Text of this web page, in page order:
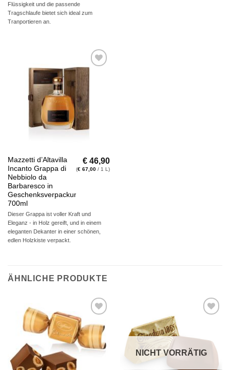
Flüssigkeit und die passende
Tragschlaufe bietet sich ideal zum
Tranportieren an.
Auf die
Wunschliste
Mazzetti d’Altavilla
Incanto Grappa di
Nebbiolo da
Barbaresco in
Geschenksverpackung,
700ml
€ 46,90
(€ 67,00 / 1 L)
Dieser Grappa ist voller Kraft und
Eleganz - in Holz gereift, und in einem
eleganten Dekanter in einer schönen,
edlen Holzkiste verpackt.
ÄHNLICHE PRODUKTE
Auf die
Wunschliste
NICHT VORRÄTIG